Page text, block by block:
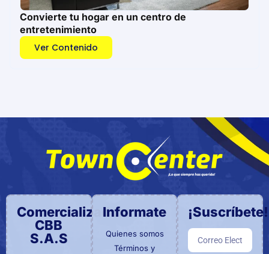
Convierte tu hogar en un centro de
entretenimiento
Ver Contenido
Comercializadora
CBB
S.A.S
Informate
Quienes somos
Términos y
¡Suscríbete!